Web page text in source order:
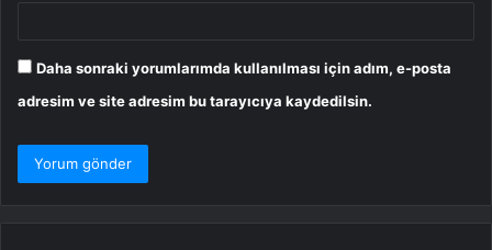
Daha sonraki yorumlarımda kullanılması için adım, e-posta
adresim ve site adresim bu tarayıcıya kaydedilsin.